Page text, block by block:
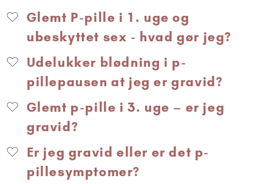
Glemt P-pille i 1. uge og
ubeskyttet sex - hvad gør jeg?
Udelukker blødning i p-
pillepausen at jeg er gravid?
Glemt p-pille i 3. uge – er jeg
gravid?
Er jeg gravid eller er det p-
pillesymptomer?